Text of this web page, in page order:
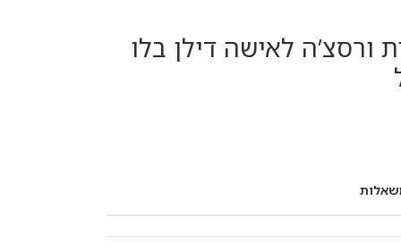
ורסצ’ה לאישה דילן בלו